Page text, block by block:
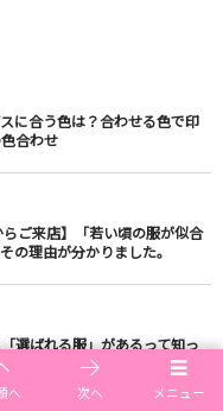
に合う色は？合わせる色で印
合わせ
らご来店】「若い頃の服が似合
の理由が分かりました。
選ばれる服」があるって知っ
メニュー
へ 次へ